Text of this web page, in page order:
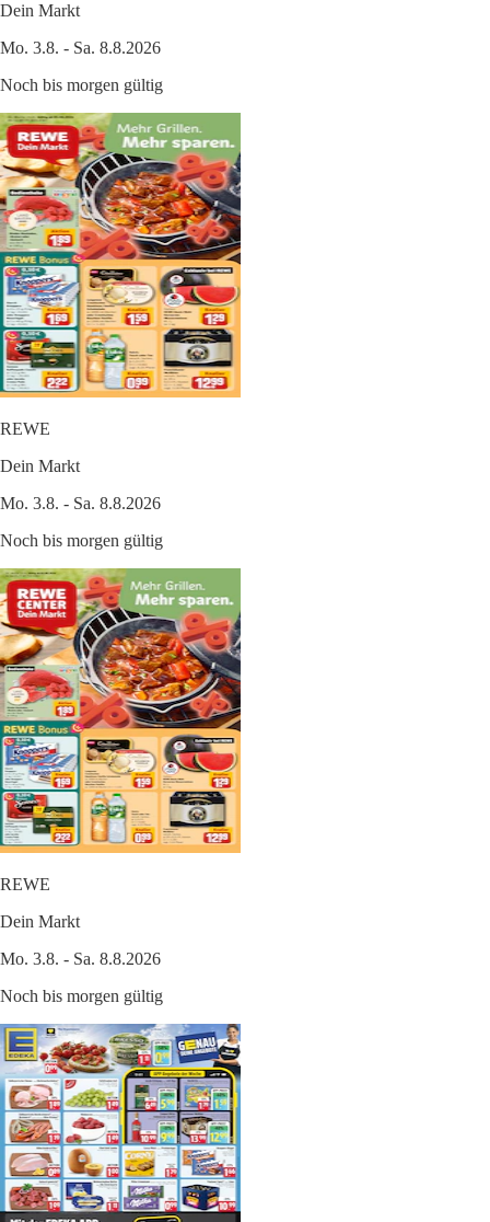
Dein Markt
Mo. 3.8. - Sa. 8.8.2026
Noch bis morgen gültig
REWE
Dein Markt
Mo. 3.8. - Sa. 8.8.2026
Noch bis morgen gültig
REWE
Dein Markt
Mo. 3.8. - Sa. 8.8.2026
Noch bis morgen gültig